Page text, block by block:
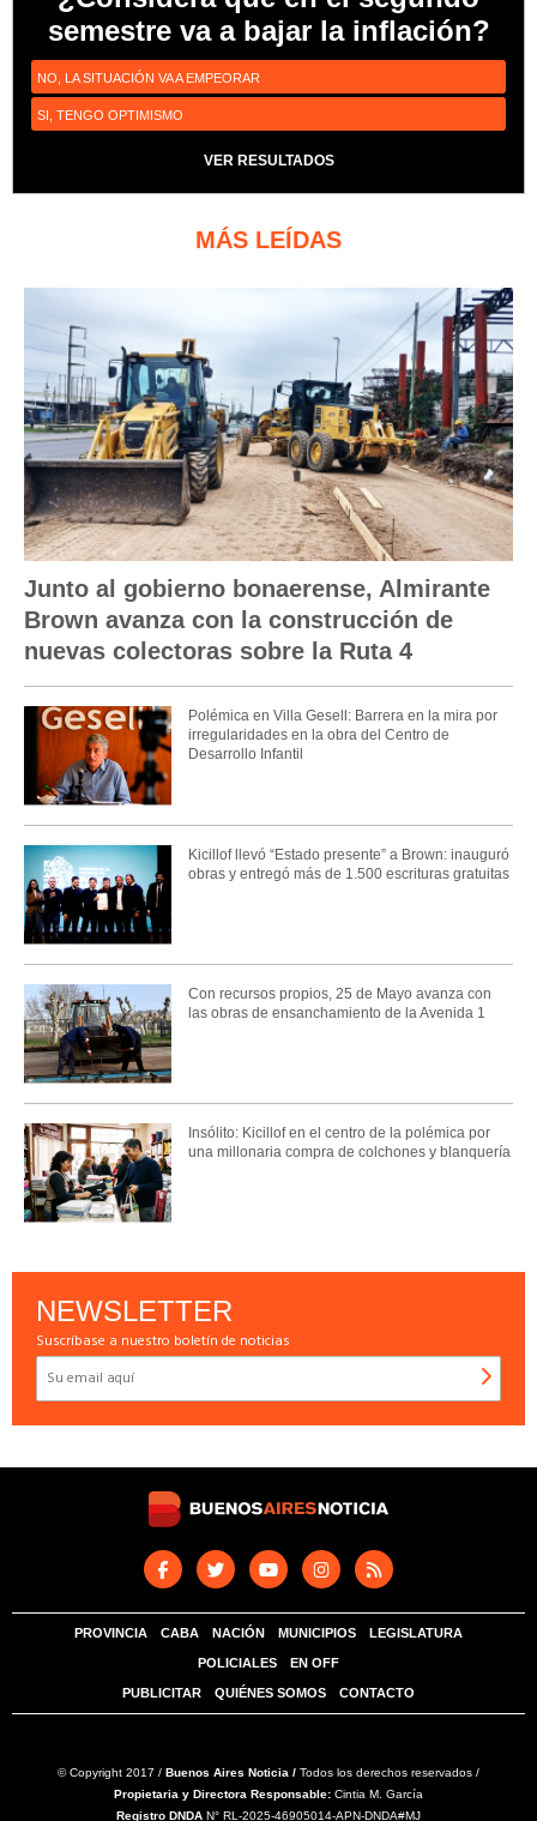
semestre va a bajar la inflación?
NO, LA SITUACIÓN VA A EMPEORAR
SI, TENGO OPTIMISMO
VER RESULTADOS
MÁS LEÍDAS
Junto al gobierno bonaerense, Almirante
Brown avanza con la construcción de
nuevas colectoras sobre la Ruta 4
Polémica en Villa Gesell: Barrera en la mira por
irregularidades en la obra del Centro de
Desarrollo Infantil
Kicillof llevó “Estado presente” a Brown: inauguró
obras y entregó más de 1.500 escrituras gratuitas
Con recursos propios, 25 de Mayo avanza con
las obras de ensanchamiento de la Avenida 1
Insólito: Kicillof en el centro de la polémica por
una millonaria compra de colchones y blanquería
NEWSLETTER
Suscríbase a nuestro boletín de noticias
PROVINCIA CABA NACIÓN MUNICIPIOS LEGISLATURA
POLICIALES EN OFF
PUBLICITAR QUIÉNES SOMOS CONTACTO
© Copyright 2017 / Buenos Aires Noticia / Todos los derechos reservados /
Propietaria y Directora Responsable: Cintia M. García
Registro DNDA N° RL-2025-46905014-APN-DNDA#MJ